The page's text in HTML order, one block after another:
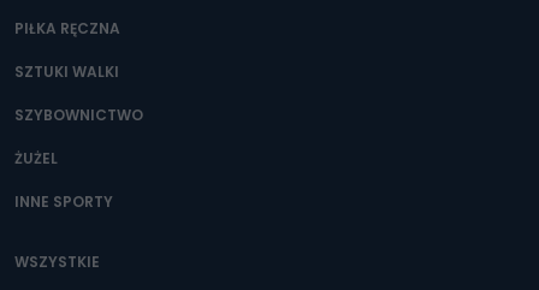
PIŁKA RĘCZNA
SZTUKI WALKI
SZYBOWNICTWO
ŻUŻEL
INNE SPORTY
WSZYSTKIE